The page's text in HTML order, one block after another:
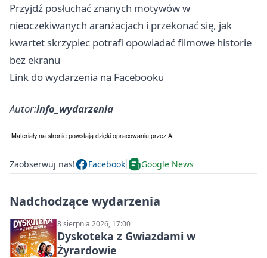
Przyjdź posłuchać znanych motywów w
nieoczekiwanych aranżacjach i przekonać się, jak
kwartet skrzypiec potrafi opowiadać filmowe historie
bez ekranu
Link do wydarzenia na Facebooku
Autor:info_wydarzenia
Zaobserwuj nas! Facebook Google News
Nadchodzące wydarzenia
8 sierpnia 2026, 17:00
Dyskoteka z Gwiazdami w
Żyrardowie